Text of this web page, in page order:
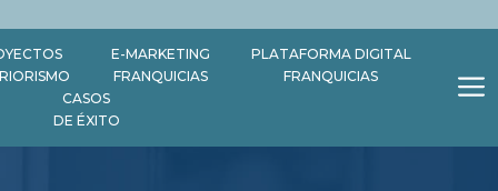
E-MARKETING
FRANQUICIAS
PLATAFORMA DIGITAL
FRANQUICIAS
CASOS
DE ÉXITO